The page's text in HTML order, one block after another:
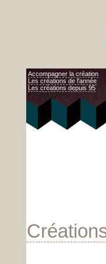
Accompagner la création
Les créations de l'année
Les créations depuis 95